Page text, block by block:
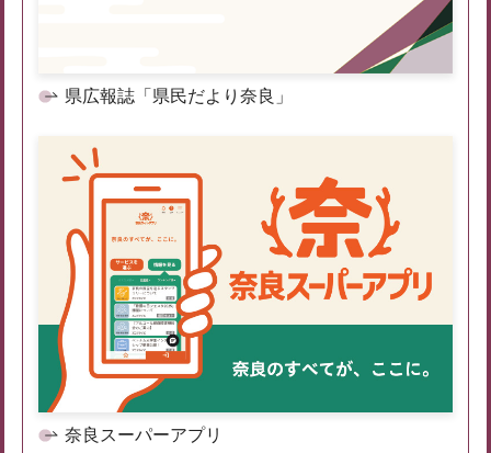
県広報誌「県民だより奈良」
奈良スーパーアプリ